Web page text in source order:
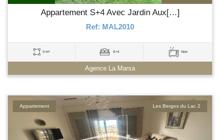
Appartement S+4 Avec Jardin Aux[…]
Ref: MAL2010
0 m² S+4 Non
Agence La Marsa
Les Berges du Lac 2
Appartement